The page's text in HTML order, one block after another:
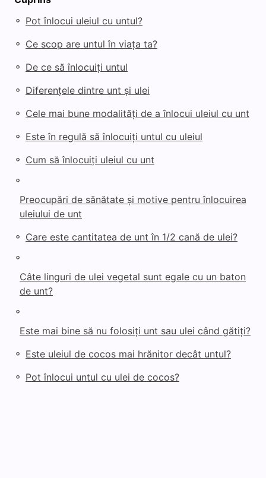
◦ Pot înlocui uleiul cu untul?
◦ Ce scop are untul în viața ta?
◦ De ce să înlocuiți untul
◦ Diferențele dintre unt și ulei
◦ Cele mai bune modalități de a înlocui uleiul cu unt
◦ Este în regulă să înlocuiți untul cu uleiul
◦ Cum să înlocuiți uleiul cu unt
◦
Preocupări de sănătate și motive pentru înlocuirea
uleiului de unt
◦ Care este cantitatea de unt în 1/2 cană de ulei?
◦
Câte linguri de ulei vegetal sunt egale cu un baton
de unt?
◦
Este mai bine să nu folosiți unt sau ulei când gătiți?
◦ Este uleiul de cocos mai hrănitor decât untul?
◦ Pot înlocui untul cu ulei de cocos?